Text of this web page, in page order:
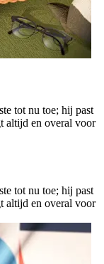
tot nu toe; hij past
altijd en overal voor
tot nu toe; hij past
altijd en overal voor